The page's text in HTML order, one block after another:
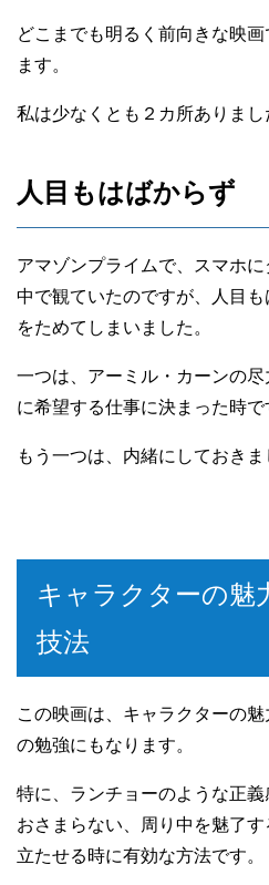
どこまでも明るく前向きな映
ます。
私は少なくとも２カ所ありまし
人目もはばからず
アマゾンプライムで、スマホ
中で観ていたのですが、人目
をためてしまいました。
一つは、アーミル・カーンの
に希望する仕事に決まった時で
もう一つは、内緒にしておきま
キャラクターの魅
技法
この映画は、キャラクターの
の勉強にもなります。
特に、ランチョーのような正
おさまらない、周り中を魅了
立たせる時に有効な方法です。